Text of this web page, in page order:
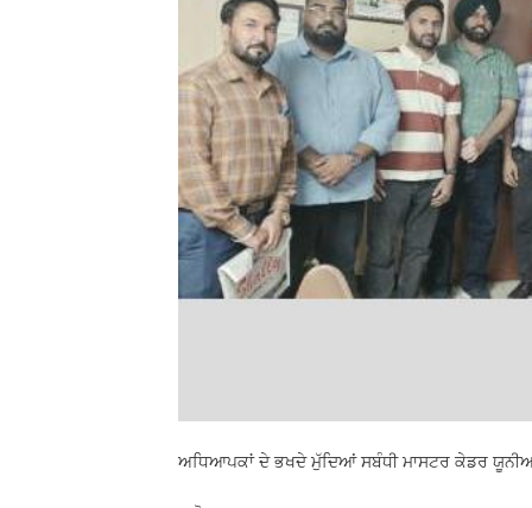
ਅਧਿਆਪਕਾਂ ਦੇ ਭਖਦੇ ਮੁੱਦਿਆਂ ਸਬੰਧੀ ਮਾਸਟਰ ਕੇਡਰ